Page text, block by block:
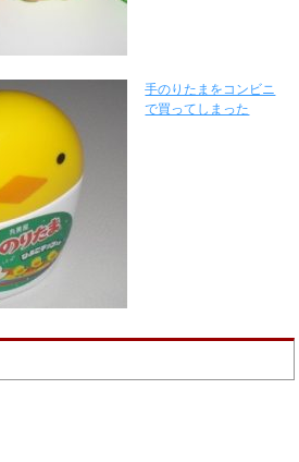
手のりたまをコンビニ
で買ってしまった